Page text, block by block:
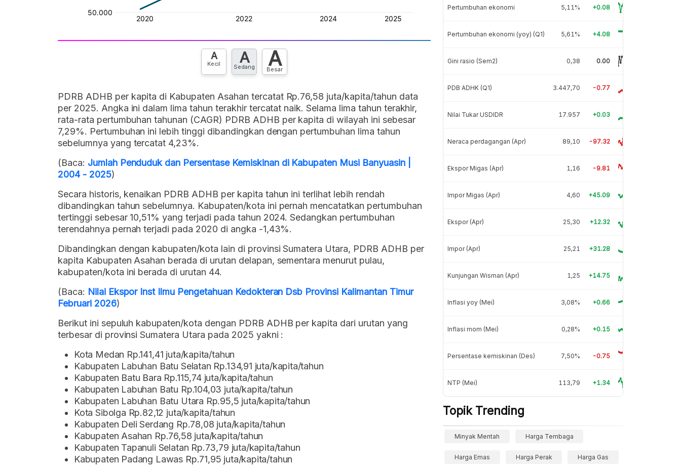
A
Kecil A
Sedang A
Besar
PDRB ADHB per kapita di Kabupaten Asahan tercatat Rp.76,58 juta/kapita/tahun data
per 2025. Angka ini dalam lima tahun terakhir tercatat naik. Selama lima tahun terakhir,
rata-rata pertumbuhan tahunan (CAGR) PDRB ADHB per kapita di wilayah ini sebesar
7,29%. Pertumbuhan ini lebih tinggi dibandingkan dengan pertumbuhan lima tahun
sebelumnya yang tercatat 4,23%.
(Baca: Jumlah Penduduk dan Persentase Kemiskinan di Kabupaten Musi Banyuasin |
2004 - 2025)
Secara historis, kenaikan PDRB ADHB per kapita tahun ini terlihat lebih rendah
dibandingkan tahun sebelumnya. Kabupaten/kota ini pernah mencatatkan pertumbuhan
tertinggi sebesar 10,51% yang terjadi pada tahun 2024. Sedangkan pertumbuhan
terendahnya pernah terjadi pada 2020 di angka -1,43%.
Dibandingkan dengan kabupaten/kota lain di provinsi Sumatera Utara, PDRB ADHB per
kapita Kabupaten Asahan berada di urutan delapan, sementara menurut pulau,
kabupaten/kota ini berada di urutan 44.
(Baca: Nilai Ekspor Inst Ilmu Pengetahuan Kedokteran Dsb Provinsi Kalimantan Timur
Februari 2026)
Berikut ini sepuluh kabupaten/kota dengan PDRB ADHB per kapita dari urutan yang
terbesar di provinsi Sumatera Utara pada 2025 yakni :
Kota Medan Rp.141,41 juta/kapita/tahun
Kabupaten Labuhan Batu Selatan Rp.134,91 juta/kapita/tahun
Kabupaten Batu Bara Rp.115,74 juta/kapita/tahun
Kabupaten Labuhan Batu Rp.104,03 juta/kapita/tahun
Kabupaten Labuhan Batu Utara Rp.95,5 juta/kapita/tahun
Kota Sibolga Rp.82,12 juta/kapita/tahun
Kabupaten Deli Serdang Rp.78,08 juta/kapita/tahun
Kabupaten Asahan Rp.76,58 juta/kapita/tahun
Kabupaten Tapanuli Selatan Rp.73,79 juta/kapita/tahun
Kabupaten Padang Lawas Rp.71,95 juta/kapita/tahun
Pertumbuhan ekonomi 5,11% +0.08
Pertumbuhan ekonomi (yoy) (Q1) 5,61% +4.08
Gini rasio (Sem2) 0,38 0.00
PDB ADHK (Q1) 3.447,70 -0.77
Nilai Tukar USDIDR 17.957 +0.03
Neraca perdagangan (Apr) 89,10 -97.32
Ekspor Migas (Apr) 1,16 -9.81
Impor Migas (Apr) 4,60 +45.09
Ekspor (Apr) 25,30 +12.32
Impor (Apr) 25,21 +31.28
Kunjungan Wisman (Apr) 1,25 +14.75
Inflasi yoy (Mei) 3,08% +0.66
Inflasi mom (Mei) 0,28% +0.15
Persentase kemiskinan (Des) 7,50% -0.75
NTP (Mei) 113,79 +1.34
Topik Trending
Minyak Mentah Harga Tembaga
Harga Emas Harga Perak Harga Gas